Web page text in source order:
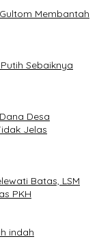
Membantah
Sebaiknya
Desa
Jelas
Batas, LSM
PKH
indah